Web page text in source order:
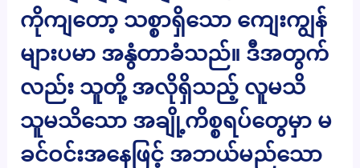
ကိုကျတော့ သစ္စာရှိသော ကျေးကျွန်
များပမာ အနွံတာခံသည်။ ဒီအတွက်
လည်း သူတို့ အလိုရှိသည့် လူမသိ
သူမသိသော အချို့ကိစ္စရပ်တွေမှာ မ
ခင်ဝင်းအနေဖြင့် အဘယ်မည်သော